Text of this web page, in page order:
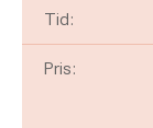
Tid:
Pris: